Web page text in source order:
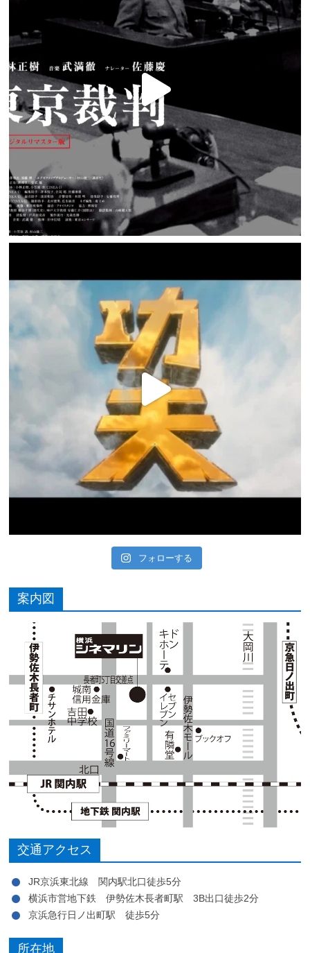
フォローする
案内図
交通アクセス
JR京浜東北線 関内駅北口徒歩5分
横浜市営地下鉄 伊勢佐木長者町駅 3B出口徒歩2分
京浜急行日ノ出町駅 徒歩5分
所在地